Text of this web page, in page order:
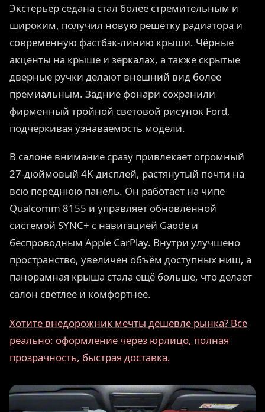
Экстерьер седана стал более стремительным и
широким, получил новую решётку радиатора и
современную фастбэк-линию крыши. Чёрные
акценты на крыше и зеркалах, а также скрытые
дверные ручки делают внешний вид более
премиальным. Задние фонари сохранили
фирменный тройной световой рисунок Ford,
подчёркивая узнаваемость модели.
В салоне внимание сразу привлекает огромный
27-дюймовый 4K-дисплей, растянутый почти на
всю переднюю панель. Он работает на чипе
Qualcomm 8155 и управляет обновлённой
системой SYNC+ с навигацией Gaode и
беспроводным Apple CarPlay. Внутри улучшено
пространство, увеличен объём доступных ниш, а
панорамная крыша стала ещё больше, что делает
салон светлее и комфортнее.
Хотите внедорожник мечты дешевле рынка? Всё
реально: оформление через юрлицо, полная
прозрачность, быстрая доставка.